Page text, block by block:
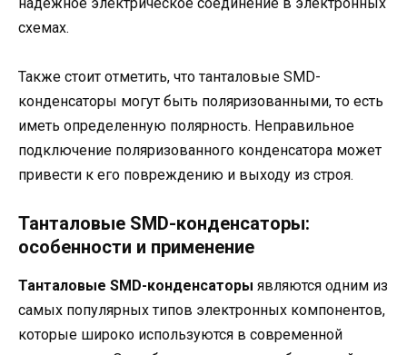
схемах.
Также стоит отметить, что танталовые SMD-
конденсаторы могут быть поляризованными, то есть
иметь определенную полярность. Неправильное
подключение поляризованного конденсатора может
привести к его повреждению и выходу из строя.
Танталовые SMD-конденсаторы:
особенности и применение
Танталовые SMD-конденсаторы являются одним из
самых популярных типов электронных компонентов,
которые широко используются в современной